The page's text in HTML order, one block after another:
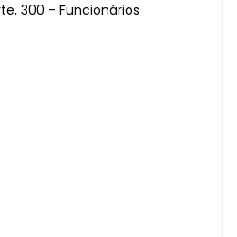
300 - Funcionários